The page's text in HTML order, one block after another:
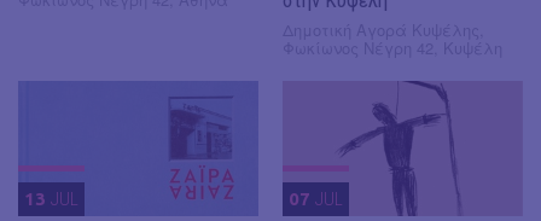
13 JUL 07 JUL